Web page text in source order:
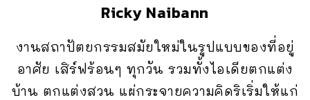
Ricky Naibann
งานสถาปัตยกรรมสมัยใหม่ในรูปแบบของที่อยู่
อาศัย เสิร์ฟร้อนๆ ทุกวัน รวมทั้งไอเดียตกแต่ง
บ้าน ตกแต่งสวน แผ่กระจายความคิดริเริ่มให้แก่